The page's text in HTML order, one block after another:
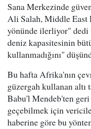
Sana Merkezinde
Ali Salah, Middle East
yönünde ilerliyor" dedi
deniz kapasitesinin
kullanmadığını"
Bu hafta Afrika'nın
güzergah kullanan
Babu'l Mendeb'ten geri
geçebilmek için
haberine göre bu